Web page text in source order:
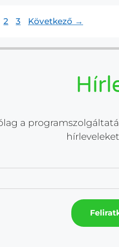
2 3 Következő →
a